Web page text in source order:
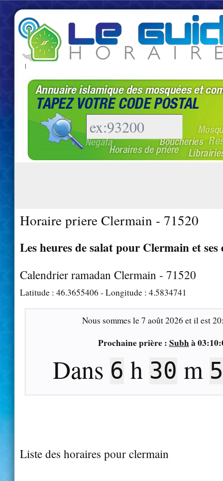
|
Horaire priere Clermain - 71520
Les heures de salat pour Clermain et ses
Calendrier ramadan Clermain - 71520
Latitude : 46.3655406 - Longitude : 4.5834741
Nous sommes le7 août 2026 et il est
Prochaine prière : Subhà
Dans 6 h 30 m
Liste des horaires pour clermain